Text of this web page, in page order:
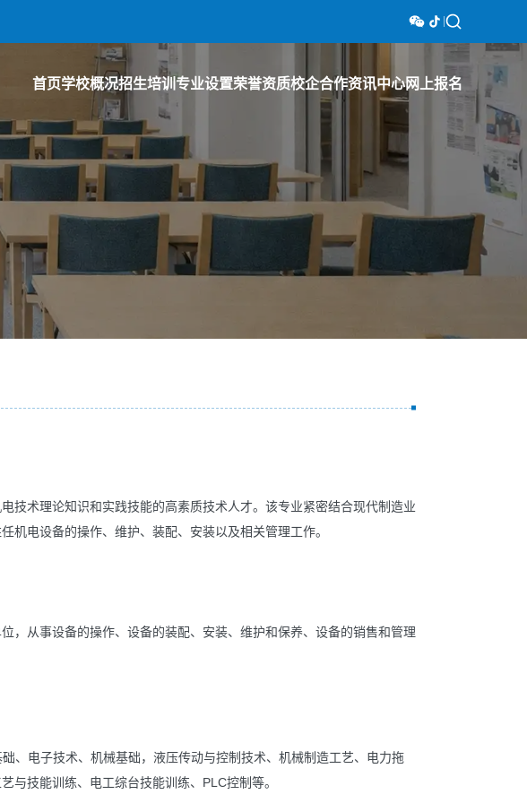
首页学校概况招生培训专业设置荣誉资质校企合作资讯中心网上报名
术理论知识和实践技能的高素质技术人才。该专业紧密结合现代制造业
机电设备的操作、维护、装配、安装以及相关管理工作。
从事设备的操作、设备的装配、安装、维护和保养、设备的销售和管理
电子技术、机械基础，液压传动与控制技术、机械制造工艺、电力拖
与技能训练、电工综台技能训练、PLC控制等。